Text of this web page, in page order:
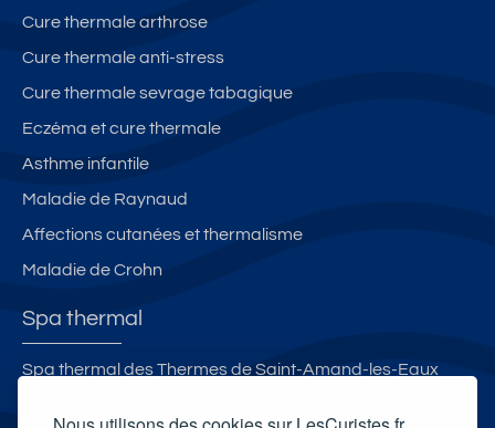
Cure thermale arthrose
Cure thermale anti-stress
Cure thermale sevrage tabagique
Eczéma et cure thermale
Asthme infantile
Maladie de Raynaud
Affections cutanées et thermalisme
Maladie de Crohn
Spa thermal
Spa thermal des Thermes de Saint-Amand-les-Eaux